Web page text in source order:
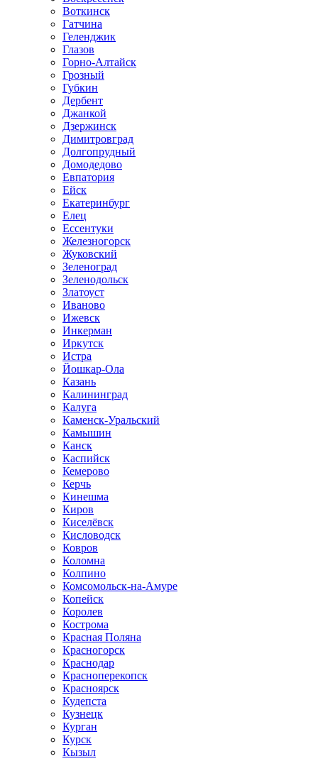
Воткинск
Гатчина
Геленджик
Глазов
Горно-Алтайск
Грозный
Губкин
Дербент
Джанкой
Дзержинск
Димитровград
Долгопрудный
Домодедово
Евпатория
Ейск
Екатеринбург
Елец
Ессентуки
Железногорск
Жуковский
Зеленоград
Зеленодольск
Златоуст
Иваново
Ижевск
Инкерман
Иркутск
Истра
Йошкар-Ола
Казань
Калининград
Калуга
Каменск-Уральский
Камышин
Канск
Каспийск
Кемерово
Керчь
Кинешма
Киров
Киселёвск
Кисловодск
Ковров
Коломна
Колпино
Комсомольск-на-Амуре
Копейск
Королев
Кострома
Красная Поляна
Красногорск
Краснодар
Красноперекопск
Красноярск
Кудепста
Кузнецк
Курган
Курск
Кызыл